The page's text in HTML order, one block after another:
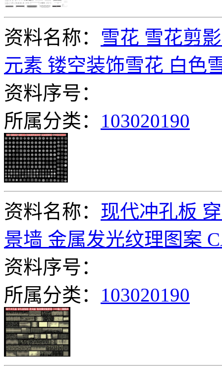
资料名称： 雪花 雪花剪
元素 镂空装饰雪花 白色
资料序号：
所属分类： 103020190
资料名称： 现代冲孔板
景墙 金属发光纹理图案
资料序号：
所属分类： 103020190